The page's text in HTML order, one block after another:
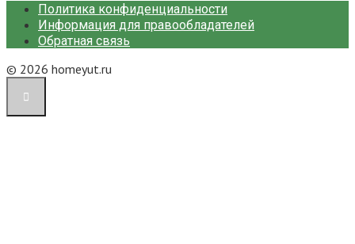
Политика конфиденциальности
Информация для правообладателей
Обратная связь
© 2026 homeyut.ru